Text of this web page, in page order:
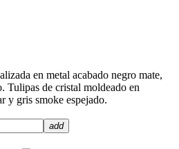
en metal acabado negro mate,
Tulipas de cristal moldeado en
y gris smoke espejado.
add